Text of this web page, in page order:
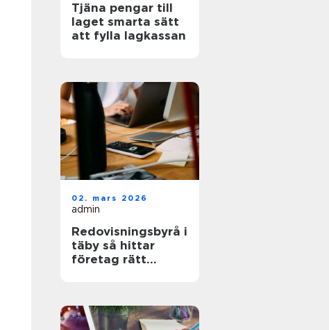
Tjäna pengar till
laget smarta sätt
att fylla lagkassan
02. mars 2026
admin
Redovisningsbyrå i
täby så hittar
företag rätt